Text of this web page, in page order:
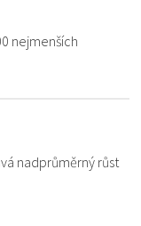
nejmenších
nadprůměrný růst